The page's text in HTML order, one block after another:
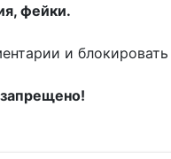
фейки.
и
запрещено!